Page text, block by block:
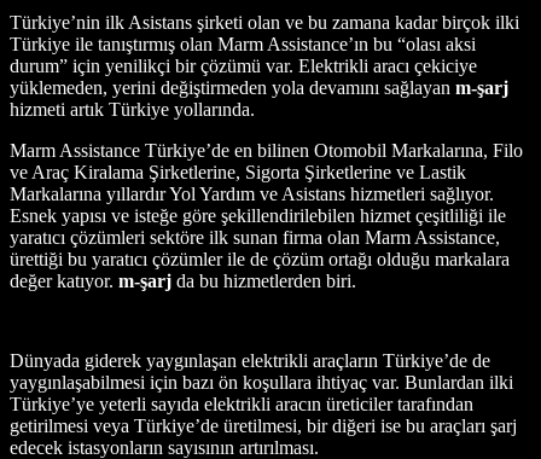
Türkiye’nin ilk Asistans şirketi olan ve bu zamana kadar birçok ilki
Türkiye ile tanıştırmış olan Marm Assistance’ın bu “olası aksi
durum” için yenilikçi bir çözümü var. Elektrikli aracı çekiciye
yüklemeden, yerini değiştirmeden yola devamını sağlayan m-şarj
hizmeti artık Türkiye yollarında.
Marm Assistance Türkiye’de en bilinen Otomobil Markalarına, Filo
ve Araç Kiralama Şirketlerine, Sigorta Şirketlerine ve Lastik
Markalarına yıllardır Yol Yardım ve Asistans hizmetleri sağlıyor.
Esnek yapısı ve isteğe göre şekillendirilebilen hizmet çeşitliliği ile
yaratıcı çözümleri sektöre ilk sunan firma olan Marm Assistance,
ürettiği bu yaratıcı çözümler ile de çözüm ortağı olduğu markalara
değer katıyor. m-şarj da bu hizmetlerden biri.
Dünyada giderek yaygınlaşan elektrikli araçların Türkiye’de de
yaygınlaşabilmesi için bazı ön koşullara ihtiyaç var. Bunlardan ilki
Türkiye’ye yeterli sayıda elektrikli aracın üreticiler tarafından
getirilmesi veya Türkiye’de üretilmesi, bir diğeri ise bu araçları şarj
edecek istasyonların sayısının artırılması.